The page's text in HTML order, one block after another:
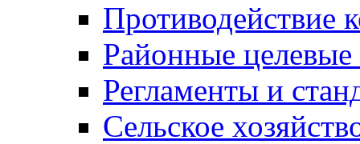
Противодействие
Районные
Регламенты и
Сельское